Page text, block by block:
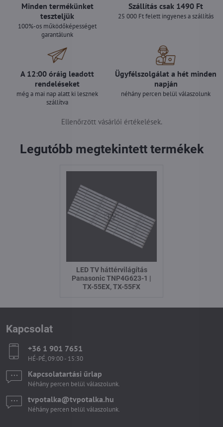
Minden termékünket
teszteljük
100%-os működőképességet
garantálunk
Szállítás csak 1490 Ft
25 000 Ft felett ingyenes a szállítás
A 12:00 óráig leadott
rendeléseket
még a mai nap alatt ki lesznek
szállítva
Ügyfélszolgálat a hét minden
napján
néhány percen belül válaszolunk
Ellenőrzött vásárlói értékelések.
Legutóbb megtekintett termékek
LED TV háttérvilágítás
Panasonic TNP4G623-1 |
TX-55EX, TX-55FX
Kapcsolat
+36 1 901 7651
HÉ-PÉ, 09:00 - 15:30
Kapcsolatartási űrlap
Néhány percen belül válaszolunk.
tvpotalka​@tvpotalka​.hu
Néhány percen belül válaszolunk.